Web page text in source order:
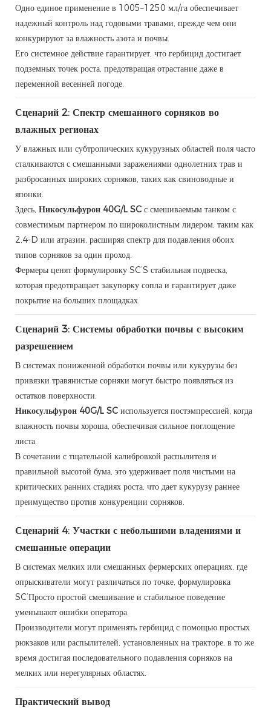
Одно единое применение в 1005–1250 мл/га обеспечивает
надежный контроль над годовыми травами, прежде чем они
конкурируют за влажность азота и почвы.
Его системное действие гарантирует, что гербицид достигает
подземных точек роста, предотвращая отрастание даже в
переменной весенней погоде.
Сценарий 2: Спектр смешанного сорняков во
влажных регионах
У влажных или субтропических кукурузных областей поля часто
сталкиваются с смешанными заражениями однолетних трав и
разбросанных широких сорняков, таких как свиноводные и
японки.
Здесь, Никосульфурон 40G/L SC с смешиваемым танком с
совместимым партнером по широколистным лидером, таким как
2,4-D или атразин, расширяя спектр для подавления обоих
типов сорняков за один проход.
Фермеры ценят формулировку SC’S стабильная подвеска,
которая предотвращает закупорку сопла и гарантирует даже
покрытие на больших площадках.
Сценарий 3: Системы обработки почвы с высоким
разрешением
В системах пониженной обработки почвы или кукурузы без
привязки травянистые сорняки могут быстро появляться из
остатков поверхности.
Никосульфурон 40G/L SC используется постэмпрессией, когда
влажность почвы хороша, обеспечивая сильное поглощение
листа.
В сочетании с тщательной калибровкой распылителя и
правильной высотой бума, это удерживает поля чистыми на
критических ранних стадиях роста, что дает кукурузу раннее
преимущество против конкуренции сорняков.
Сценарий 4: Участки с небольшими владениями и
смешанные операции
В системах мелких или смешанных фермерских операциях, где
опрыскиватели могут различаться по точке, формулировка
SC’Просто простой смешивание и стабильное поведение
уменьшают ошибки оператора.
Производители могут применять гербицид с помощью простых
рюкзаков или распылителей, установленных на тракторе, в то же
время достигая последовательного подавления сорняков на
мелких или нерегулярных областях.
Практический вывод